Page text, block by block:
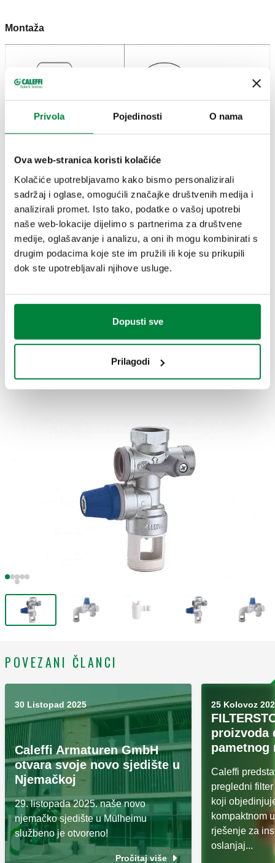
Privola Pojedinosti O nama
Ova web-stranica koristi kolačiće
Kolačiće upotrebljavamo kako bismo personalizirali
sadržaj i oglase, omogućili značajke društvenih medija i
analizirali promet. Isto tako, podatke o vašoj upotrebi
naše web-lokacije dijelimo s partnerima za društvene
medije, oglašavanje i analizu, a oni ih mogu kombinirati s
drugim podacima koje ste im pružili ili koje su prikupili
dok ste upotrebljavali njihove usluge.
Dopusti sve
Prilagodi
Montaža
Paleta naših proizvoda
Serija 5261 ... Sigurnosna grupa za bojler
montažu
Serie 319 ... Plastični izljevni sifon za sigurnosnu grupu
serije 5261
POVEZANI ČLANCI
30 Listopad 2025
Caleffi Armaturen GmbH
otvara svoje novo sjedište u
Njemačkoj
29. listopada 2025. naše novo
njemačko sjedište u Mülheimu
službeno je otvoreno!
Pročitaj više
25 Kolovoz
proizvoda
pametnog
Caleffi
pregledni
koji
kompaktnom
rješenje za
oslanjaj...